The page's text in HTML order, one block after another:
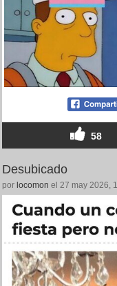
58
Desubicado
por locomon el 27 may 2026,